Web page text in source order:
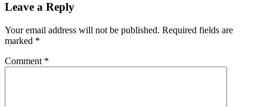
Leave a Reply
Your email address will not be published. Required fields are
marked *
Comment *